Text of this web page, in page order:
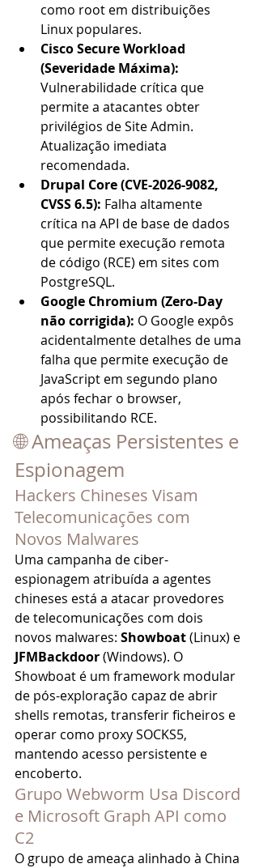
como root em distribuições
Linux populares.
Cisco Secure Workload
(Severidade Máxima):
Vulnerabilidade crítica que
permite a atacantes obter
privilégios de Site Admin.
Atualização imediata
recomendada.
Drupal Core (CVE-2026-9082,
CVSS 6.5): Falha altamente
crítica na API de base de dados
que permite execução remota
de código (RCE) em sites com
PostgreSQL.
Google Chromium (Zero-Day
não corrigida): O Google expôs
acidentalmente detalhes de uma
falha que permite execução de
JavaScript em segundo plano
após fechar o browser,
possibilitando RCE.
🌐 Ameaças Persistentes e
Espionagem
Hackers Chineses Visam
Telecomunicações com
Novos Malwares
Uma campanha de ciber-
espionagem atribuída a agentes
chineses está a atacar provedores
de telecomunicações com dois
novos malwares: Showboat (Linux) e
JFMBackdoor (Windows). O
Showboat é um framework modular
de pós-exploração capaz de abrir
shells remotas, transferir ficheiros e
operar como proxy SOCKS5,
mantendo acesso persistente e
encoberto.
Grupo Webworm Usa Discord
e Microsoft Graph API como
C2
O grupo de ameaça alinhado à China